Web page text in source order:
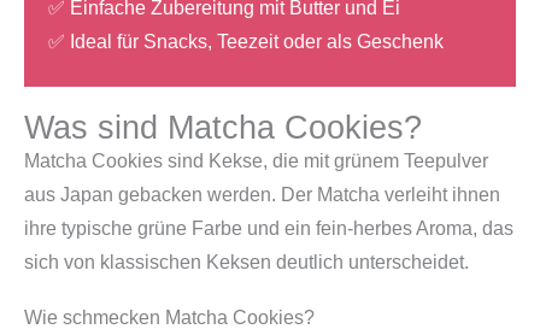
✅ Einfache Zubereitung mit Butter und Ei
✅ Ideal für Snacks, Teezeit oder als Geschenk
Was sind Matcha Cookies?
Matcha Cookies sind Kekse, die mit grünem Teepulver
aus Japan gebacken werden. Der Matcha verleiht ihnen
ihre typische grüne Farbe und ein fein-herbes Aroma, das
sich von klassischen Keksen deutlich unterscheidet.
Wie schmecken Matcha Cookies?